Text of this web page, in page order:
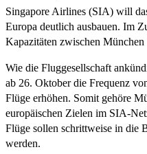
Singapore Airlines (SIA) will
Europa deutlich ausbauen. Im
Kapazitäten zwischen
Wie die Fluggesellschaft
ab 26. Oktober die Frequenz
Flüge erhöhen. Somit gehöre
europäischen Zielen im SIA-
Flüge sollen schrittweise in die
werden.